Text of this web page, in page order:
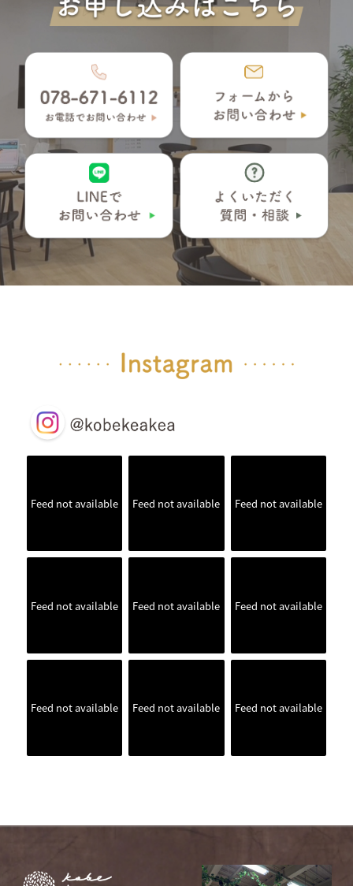
Feed not available Feed not available Feed not available
Feed not available Feed not available Feed not available
Feed not available Feed not available Feed not available